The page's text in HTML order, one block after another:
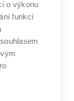
o výkonu
funkcí